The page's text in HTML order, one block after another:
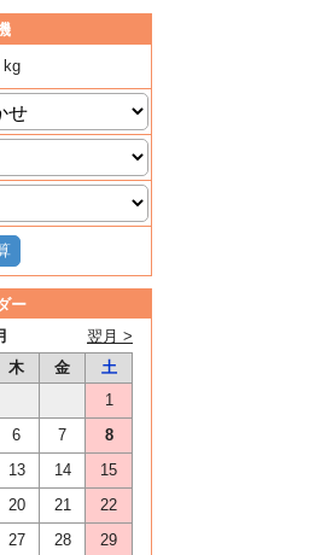
kg
ー
翌月 >
木 金
土
1
6 7
8
13 14
15
20 21
22
27 28
29